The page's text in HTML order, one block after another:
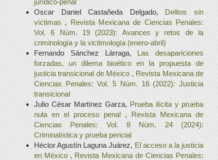
Oscar Daniel Castañeda Delgado, Delitos sin
víctimas , Revista Mexicana de Ciencias Penales:
Vol. 6 Núm. 19 (2023): Avances y retos de la
criminología y la victimología (enero-abril)
Fernando Sánchez Lárraga, Las desapariciones
forzadas, un dilema bioético en la propuesta de
justicia transicional de México , Revista Mexicana de
Ciencias Penales: Vol. 5 Núm. 16 (2022): Justicia
transicional
Julio César Martínez Garza, Prueba ilícita y prueba
nula en el proceso penal , Revista Mexicana de
Ciencias Penales: Vol. 8 Núm. 24 (2024):
Criminalística y prueba pericial
Héctor Agustín Laguna Juárez, El acceso a la justicia
en México , Revista Mexicana de Ciencias Penales: